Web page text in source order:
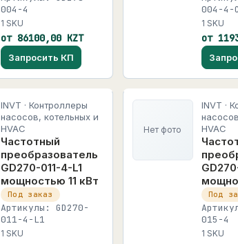
004-4
1 SKU
от 86100,00 KZT
Запросить КП
004-4-
1 SKU
от
INVT · Контроллеры
насосов, котельных и
HVAC
Частотный
преобразователь
GD270-011-4-L1
мощностью 11 кВт
Под заказ
Артикулы: GD270-
011-4-L1
1 SKU
Нет фото
INVT ·
HVAC
Под
015-4
1 SKU